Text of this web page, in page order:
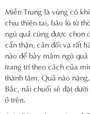
Miền Trung là vùng có
chịu thiên tai, bão lũ từ
ngũ quả cũng được chọn
cẩn thận, cân đối và rất
nào để bày mâm ngũ
trang trí theo cách của
thành tâm. Quả nào
Bắc, nải chuối sẽ đặt
ở trên.